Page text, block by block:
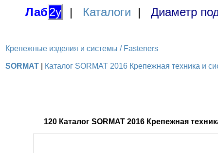
Лаб2у | Каталоги | Диаметр
Крепежные изделия и системы / Fasteners
SORMAT Каталог SORMAT 2016 Крепежная техника и
120 Каталог SORMAT 2016 Крепежная